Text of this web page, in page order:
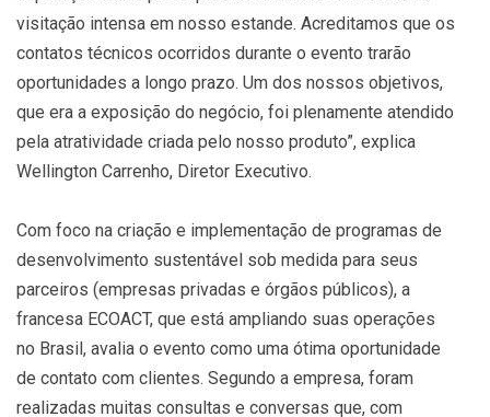
visitação intensa em nosso estande. Acreditamos que os
contatos técnicos ocorridos durante o evento trarão
oportunidades a longo prazo. Um dos nossos objetivos,
que era a exposição do negócio, foi plenamente atendido
pela atratividade criada pelo nosso produto”, explica
Wellington Carrenho, Diretor Executivo.
Com foco na criação e implementação de programas de
desenvolvimento sustentável sob medida para seus
parceiros (empresas privadas e órgãos públicos), a
francesa ECOACT, que está ampliando suas operações
no Brasil, avalia o evento como uma ótima oportunidade
de contato com clientes. Segundo a empresa, foram
realizadas muitas consultas e conversas que, com